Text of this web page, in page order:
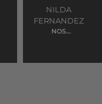
NILDA
FERNANDEZ
NOS